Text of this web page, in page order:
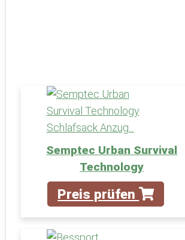
Semptec Urban Survival
Technology
Preis prüfen